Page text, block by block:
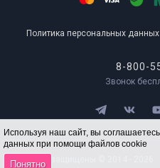
Используя наш сайт, вы
данных при помощи файлов cookie
Понятно
Политика персональных данных
8-800-
Звонок
Все права защищены © 2014 - 2026